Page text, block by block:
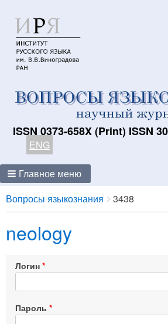
ISSN 0373-658X (Print) ISSN
ENG
Главное меню
Breadcrumbs
You
are
Вопросы языкознания 3438
neology
Логин
Пароль